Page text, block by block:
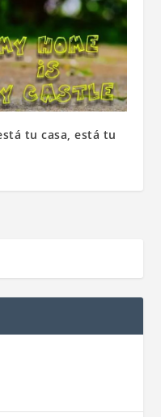
tu casa, está tu